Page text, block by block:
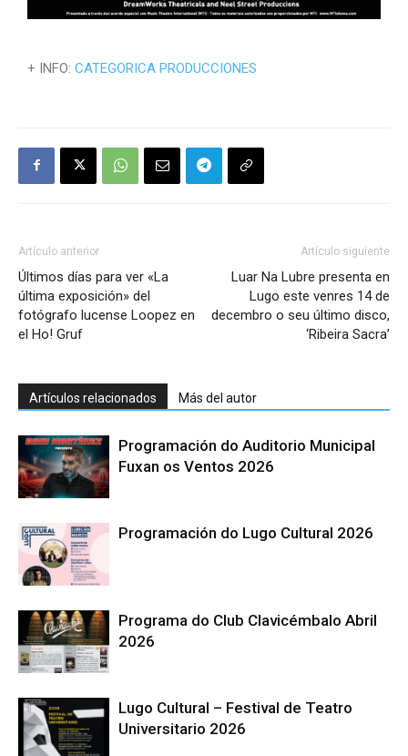
+ INFO: CATEGORICA PRODUCCIONES
Artículo anterior
Últimos días para ver «La
última exposición» del
fotógrafo lucense Loopez en
el Ho! Gruf
Artículo siguiente
Luar Na Lubre presenta en
Lugo este venres 14 de
decembro o seu último disco,
‘Ribeira Sacra’
Artículos relacionados Más del autor
Programación do Auditorio Municipal
Fuxan os Ventos 2026
Programación do Lugo Cultural 2026
Programa do Club Clavicémbalo Abril
2026
Lugo Cultural – Festival de Teatro
Universitario 2026